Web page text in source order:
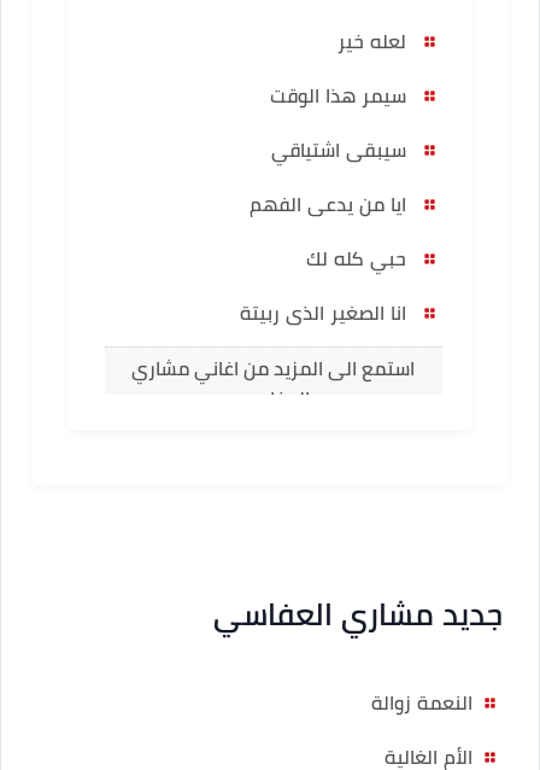
لعله خير
سيمر هذا الوقت
سيبقى اشتياقي
ايا من يدعى الفهم
حبي كله لك
انا الصغير الذى ربيتة
استمع الى المزيد من اغاني مشاري
العفاسي
جديد مشاري العفاسي
النعمة زوالة
الأم الغالية